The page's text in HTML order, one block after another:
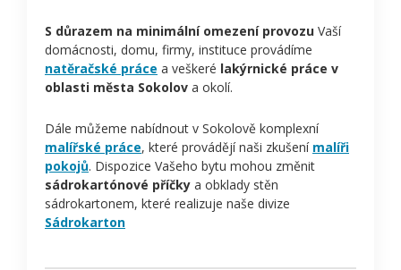
S důrazem na minimální omezení provozu Vaší
domácnosti, domu, firmy, instituce provádíme
natěračské práce a veškeré lakýrnické práce v
oblasti města Sokolov a okolí.
Dále můžeme nabídnout v Sokolově komplexní
malířské práce, které provádějí naši zkušení malíři
pokojů. Dispozice Vašeho bytu mohou změnit
sádrokartónové příčky a obklady stěn
sádrokartonem, které realizuje naše divize
Sádrokarton